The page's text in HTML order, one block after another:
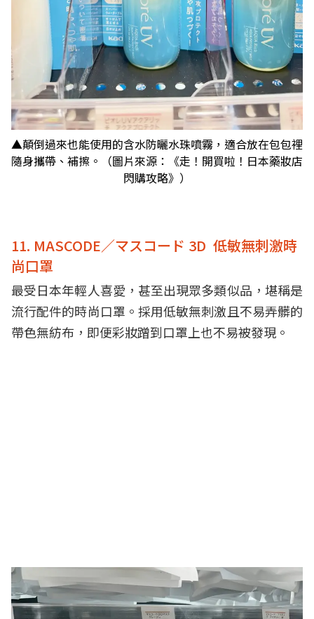
▲顛倒過來也能使用的含水防曬水珠噴霧，適合放在包包裡
隨身攜帶、補擦。（圖片來源：《走！開買啦！日本藥妝店
閃購攻略》）
11. MASCODE／マスコード 3D 低敏無刺激時
尚口罩
最受日本年輕人喜愛，甚至出現眾多類似品，堪稱是
流行配件的時尚口罩。採用低敏無刺激且不易弄髒的
帶色無紡布，即便彩妝蹭到口罩上也不易被發現。